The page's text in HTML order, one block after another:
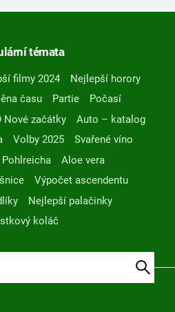
témata
filmy 2024
Nejlepší horory
času Partie
Počasí
Nové začátky
Auto – katalog
Volby 2025
Svařené víno
Aloe vera
Výpočet ascendentu
Nejlepší palačinky
koláč